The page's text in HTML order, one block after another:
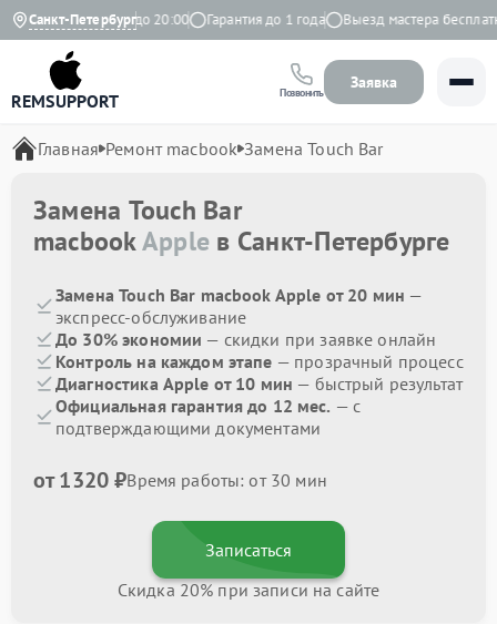
Санкт-Петербург
с 9:00 до 20:00 Гарантия до 1 года Выезд мастера бесплатно
REMSUPPORT Позвонить
Заявка
Главная Ремонт macbook Замена Touch Bar
Замена Touch Bar
macbookApple в Санкт-Петербурге
Замена Touch Bar macbook Apple от 20 мин —
экспресс-обслуживание
До 30% экономии — скидки при заявке онлайн
Контроль на каждом этапе — прозрачный процесс
Диагностика Apple от 10 мин — быстрый результат
Официальная гарантия до 12 мес. — с
подтверждающими документами
от 1320 ₽Время работы: от 30 мин
Записаться
Скидка 20% при записи на сайте